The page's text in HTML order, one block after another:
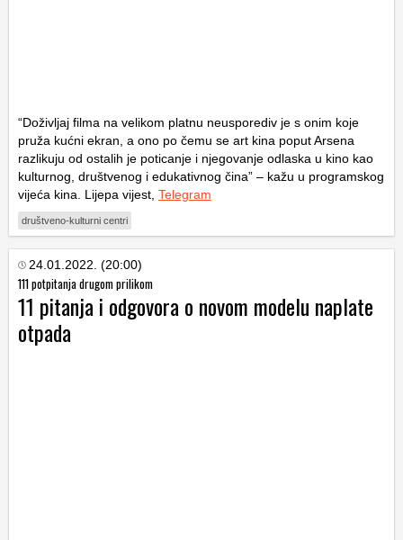
“Doživljaj filma na velikom platnu neusporediv je s onim koje
pruža kućni ekran, a ono po čemu se art kina poput Arsena
razlikuju od ostalih je poticanje i njegovanje odlaska u kino kao
kulturnog, društvenog i edukativnog čina” – kažu u programskog
vijeća kina. Lijepa vijest, Telegram
društveno-kulturni centri
24.01.2022. (20:00)
111 potpitanja drugom prilikom
11 pitanja i odgovora o novom modelu naplate
otpada